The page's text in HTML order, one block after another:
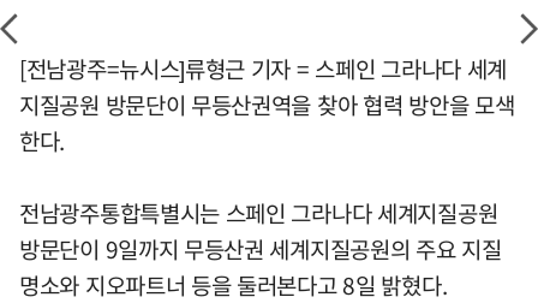
[전남광주=뉴시스]류형근 기자 = 스페인 그라나다 세계
지질공원 방문단이 무등산권역을 찾아 협력 방안을 모색
한다.
전남광주통합특별시는 스페인 그라나다 세계지질공원
방문단이 9일까지 무등산권 세계지질공원의 주요 지질
명소와 지오파트너 등을 둘러본다고 8일 밝혔다.